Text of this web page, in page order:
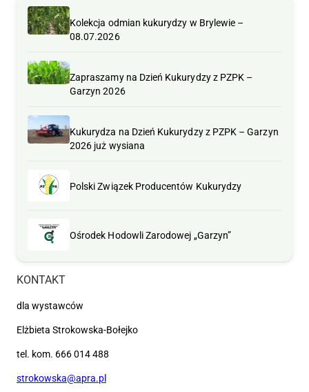
Kolekcja odmian kukurydzy w Brylewie –
08.07.2026
Zapraszamy na Dzień Kukurydzy z PZPK –
Garzyn 2026
Kukurydza na Dzień Kukurydzy z PZPK – Garzyn
2026 już wysiana
Polski Związek Producentów Kukurydzy
Ośrodek Hodowli Zarodowej „Garzyn”
KONTAKT
dla wystawców
Elżbieta Strokowska-Bołejko
tel. kom. 666 014 488
strokowska@apra.pl